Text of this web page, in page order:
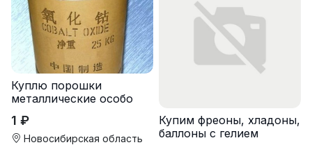
Куплю порошки
металлические особо
1 ₽
Новосибирская область
Купим фреоны, хладоны,
баллоны с гелием